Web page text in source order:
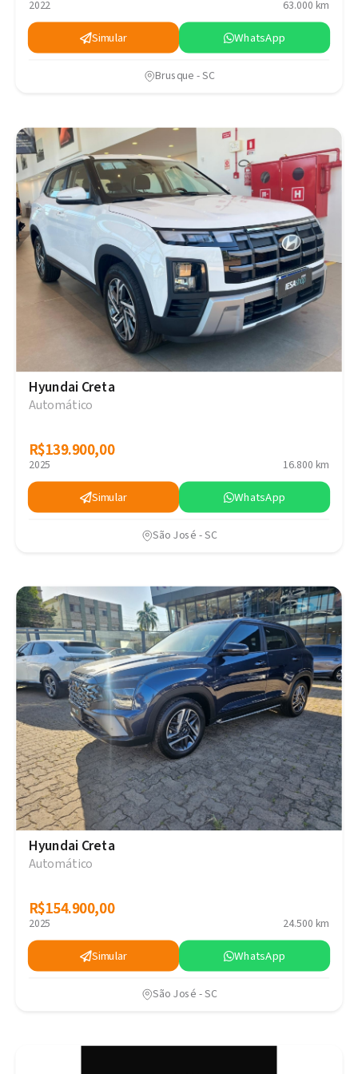
2022 63.000 km
Simular WhatsApp
Brusque - SC
Hyundai Creta
Automático
R$139.900,00
R$139.900,00
2025 16.800 km
Simular WhatsApp
São José - SC
Hyundai Creta
Automático
R$154.900,00
R$154.900,00
2025 24.500 km
Simular WhatsApp
São José - SC